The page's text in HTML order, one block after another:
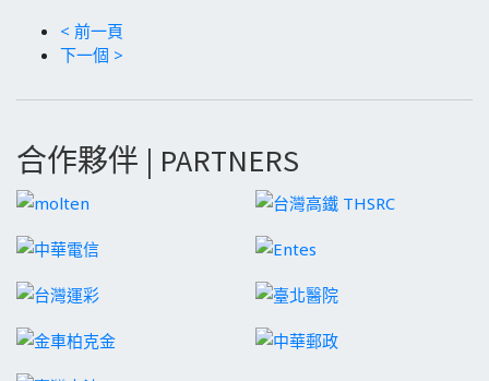
< 前一頁
下一個 >
合作夥伴 | PARTNERS